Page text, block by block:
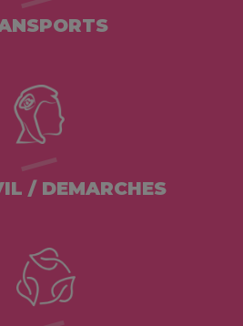
/ DEMARCHES